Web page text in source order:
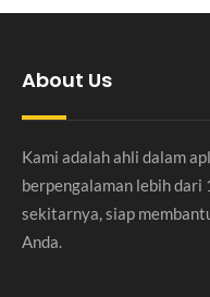
About Us
Kami adalah ahli dalam
berpengalaman lebih
sekitarnya, siap
Anda.